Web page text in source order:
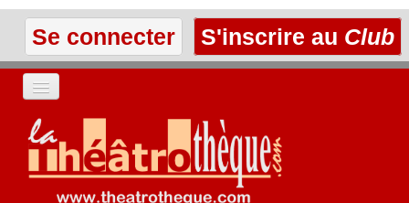
Se connecter S'inscrire au Club
ACCUEIL
LES TEXTES